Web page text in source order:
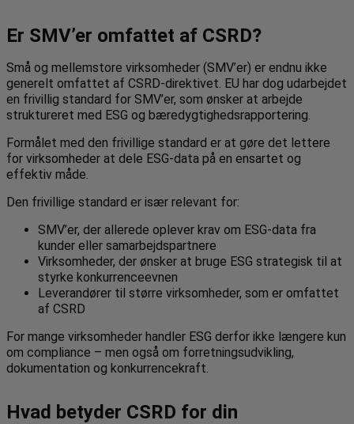
Er SMV’er omfattet af CSRD?
Små og mellemstore virksomheder (SMV’er) er endnu ikke
generelt omfattet af CSRD-direktivet. EU har dog udarbejdet
en frivillig standard for SMV’er, som ønsker at arbejde
struktureret med ESG og bæredygtighedsrapportering.
Formålet med den frivillige standard er at gøre det lettere
for virksomheder at dele ESG-data på en ensartet og
effektiv måde.
Den frivillige standard er især relevant for:
SMV’er, der allerede oplever krav om ESG-data fra
kunder eller samarbejdspartnere
Virksomheder, der ønsker at bruge ESG strategisk til at
styrke konkurrenceevnen
Leverandører til større virksomheder, som er omfattet
af CSRD
For mange virksomheder handler ESG derfor ikke længere kun
om compliance – men også om forretningsudvikling,
dokumentation og konkurrencekraft.
Hvad betyder CSRD for din